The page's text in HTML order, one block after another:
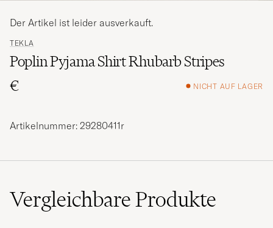
TEKLA
Poplin Pyjama Shirt Rhubarb Stripes
€
NICHT AUF LAGER
Der Artikel ist leider ausverkauft.
Artikelnummer: 29280411r
VergleichbareProdukte